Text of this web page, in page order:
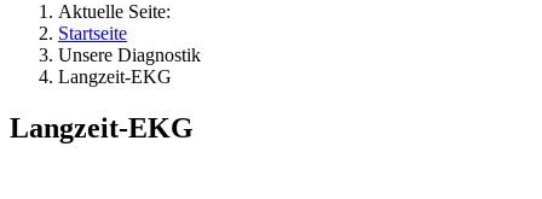
Aktuelle Seite:
Startseite
Unsere Diagnostik
Langzeit-EKG
Langzeit-EKG